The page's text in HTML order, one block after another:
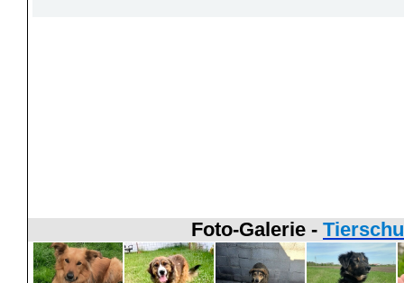
Foto-Galerie -